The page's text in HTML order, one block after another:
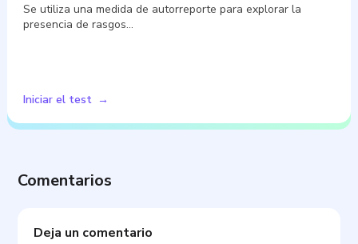
Se utiliza una medida de autorreporte para explorar la
presencia de rasgos…
Iniciar el test
Comentarios
Deja un comentario